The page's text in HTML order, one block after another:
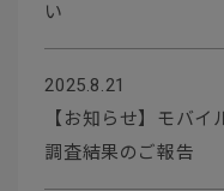
い
2025.8.21
【お知らせ】モバ
調査結果のご報告